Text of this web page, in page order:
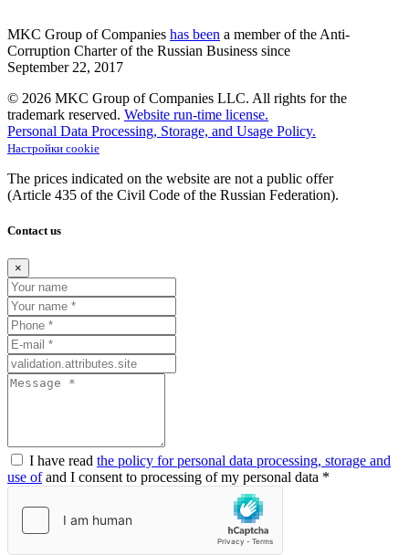
MKC Group of Companies has been a member of the Anti-
Corruption Charter of the Russian Business since
September 22, 2017
© 2026 MKC Group of Companies LLC. All rights for the
trademark reserved. Website run-time license.
Personal Data Processing, Storage, and Usage Policy.
Настройки cookie
The prices indicated on the website are not a public offer
(Article 435 of the Civil Code of the Russian Federation).
Contact us
×
I have read the policy for personal data processing, storage and
use ofand I consent to processing of my personal data *